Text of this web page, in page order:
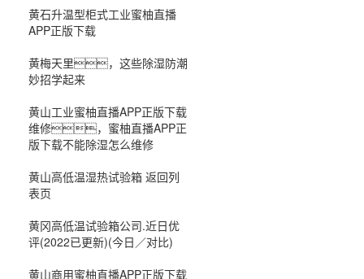
黄石升温型柜式工业蜜柚直播
APP正版下载
黄梅天里，这些除湿防潮
妙招学起来
黄山工业蜜柚直播APP正版下载
维修，蜜柚直播APP正
版下载不能除湿怎么维修
黄山高低温湿热试验箱 返回列
表页
黄冈高低温试验箱公司.近日优
评(2022已更新)(今日／对比)
黄山商用蜜柚直播APP正版下载